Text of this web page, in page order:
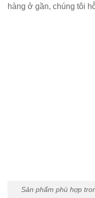
hàng ở gần, chúng tôi
Sản phẩm phù hợp